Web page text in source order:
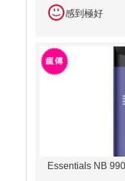
感到極好
Essentials NB